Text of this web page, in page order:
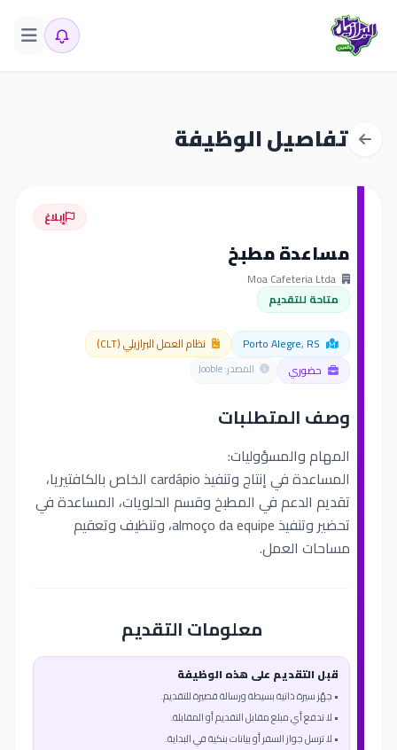
تفاصيل الوظيفة
إبلاغ
مساعدة مطبخ
متاحة للتقديم
نظام العمل البرازيلي (CLT)
حضوري
المصدر: Jooble
وصف المتطلبات
المهام والمسؤوليات:
المساعدة في إنتاج وتنفيذ cardápio الخاص بالكافتيريا،
تقديم الدعم في المطبخ وقسم الحلويات، المساعدة في
تحضير وتنفيذ almoço da equipe، وتنظيف وتعقيم
مساحات العمل.
معلومات التقديم
قبل التقديم على هذه الوظيفة
• جهّز سيرة ذاتية بسيطة ورسالة قصيرة للتقديم.
• لا تدفع أي مبلغ مقابل التقديم أو المقابلة.
• لا ترسل جواز السفر أو بيانات بنكية في البداية.